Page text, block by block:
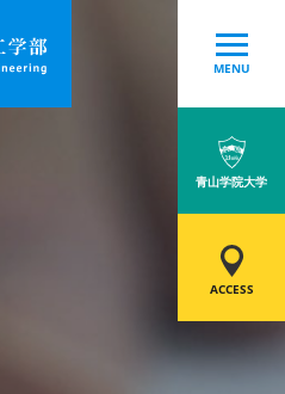
MENU
青山学院大学
ACCESS